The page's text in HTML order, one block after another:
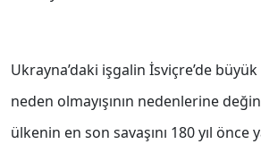
Ukrayna’daki işgalin İsviçre’de
neden olmayışının nedenlerine
ülkenin en son savaşını 180 yıl önce